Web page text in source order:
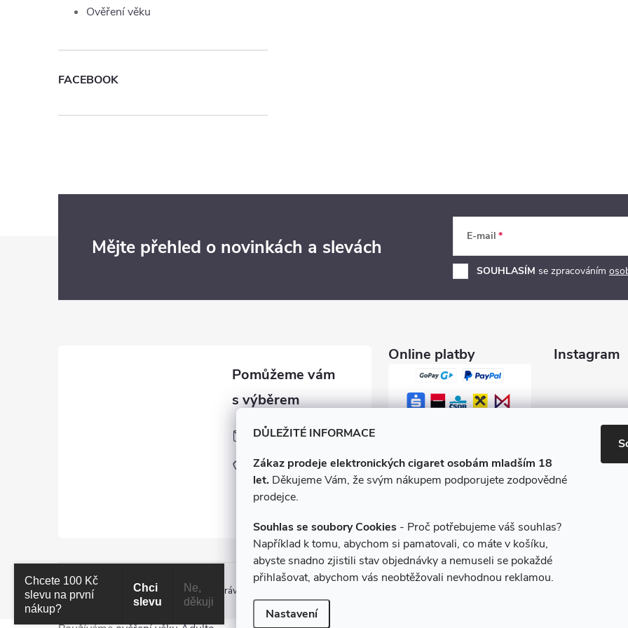
DŮLEŽITÉ INFORMACE
Zákaz prodeje elektronických cigaret osobám mladším 18
let. Děkujeme Vám, že svým nákupem podporujete zodpovědné
prodejce.
Souhlas se soubory Cookies - Proč potřebujeme váš souhlas?
Například k tomu, abychom si pamatovali, co máte v košíku,
abyste snadno zjistili stav objednávky a nemuseli se pokaždé
přihlašovat, abychom vás neobtěžovali nevhodnou reklamou.
Nastavení
Ověření věku
FACEBOOK
Mějte přehled o novinkách a slevách E-mail
SOUHLASÍM se zpracováním
obchod@e-cigarety.c
+420 775 110 600
facebook.com/e-ciga
rety.cz
Online platby Instagram
Copyright 2026 e-cigarety.cz . Všechna práva vyhrazena.
Chcete 100 Kč
slevu na první
nákup?
Chci
slevu
Ne,
děkuji